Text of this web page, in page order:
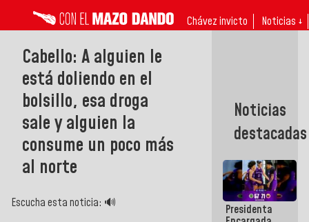
Chávez invicto Noticias ↓
Cabello: A alguien le
está doliendo en el
bolsillo, esa droga
sale y alguien la
consume un poco más
al norte
Escucha esta noticia: 🔊
Noticias
destacadas
Presidenta